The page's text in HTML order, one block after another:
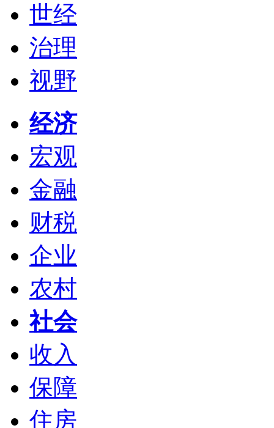
世经
治理
视野
经济
宏观
金融
财税
企业
农村
社会
收入
保障
住房